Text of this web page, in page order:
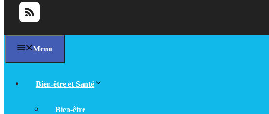
Menu
Bien-être et Santé
Bien-être